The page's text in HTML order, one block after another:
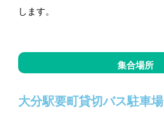
します。
集合場所
大分駅要町貸切バス駐車場